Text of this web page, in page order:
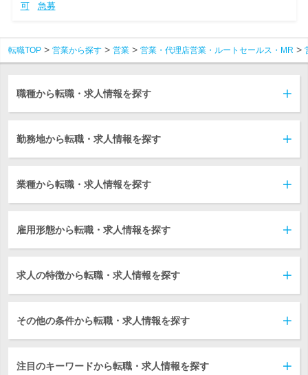
可
急募
転職TOP 営業から探す 営業 営業・代理店営業・ルートセールス・MR
職種から転職・求人情報を探す
勤務地から転職・求人情報を探す
業種から転職・求人情報を探す
雇用形態から転職・求人情報を探す
求人の特徴から転職・求人情報を探す
その他の条件から転職・求人情報を探す
注目のキーワードから転職・求人情報を探す